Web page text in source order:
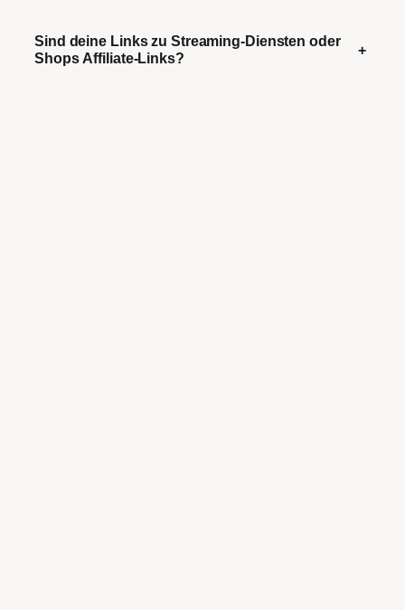
Sind deine Links zu Streaming-Diensten oder
Shops Affiliate-Links?
+